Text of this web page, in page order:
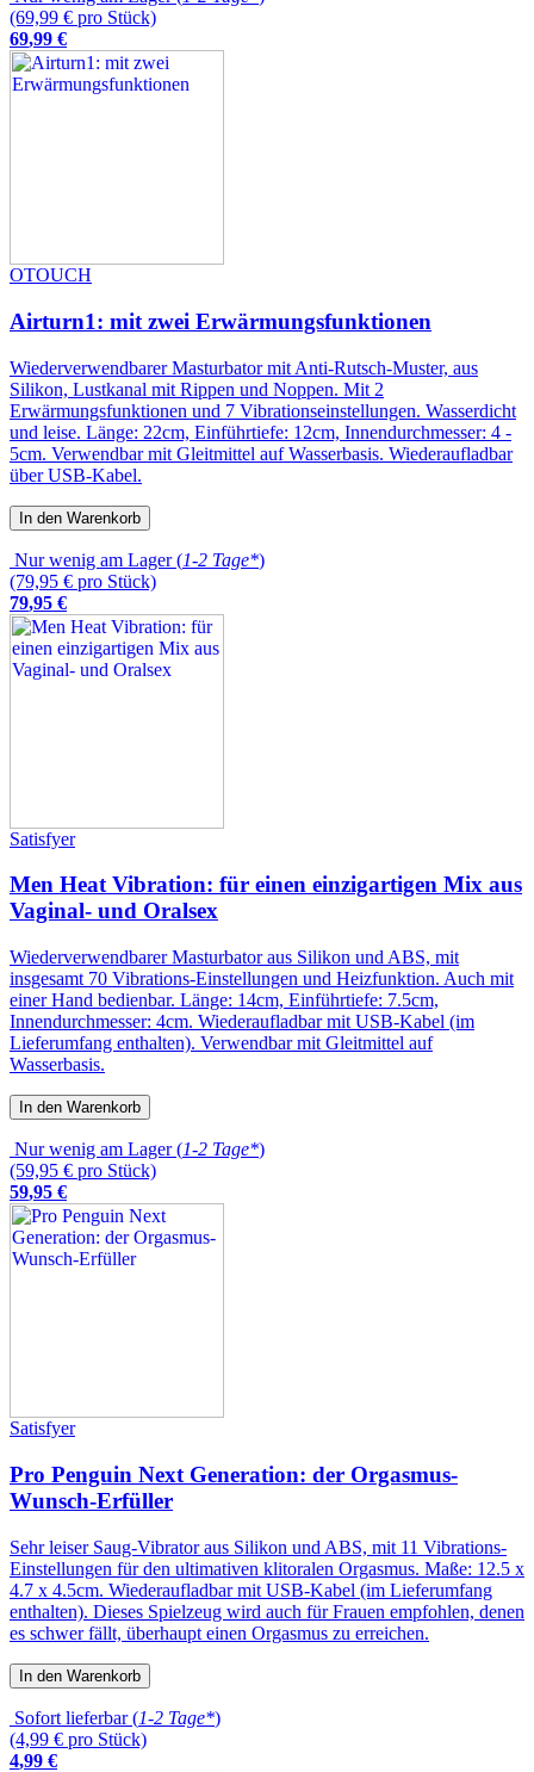
(69,99 € pro Stück)
69,99 €
OTOUCH
Airturn1: mit zwei Erwärmungsfunktionen
Wiederverwendbarer Masturbator mit Anti-Rutsch-Muster, aus
Silikon, Lustkanal mit Rippen und Noppen. Mit 2
Erwärmungsfunktionen und 7 Vibrationseinstellungen. Wasserdicht
und leise. Länge: 22cm, Einführtiefe: 12cm, Innendurchmesser: 4 -
5cm. Verwendbar mit Gleitmittel auf Wasserbasis. Wiederaufladbar
über USB-Kabel.
In den Warenkorb
Nur wenig am Lager (1-2 Tage*)
(79,95 € pro Stück)
79,95 €
Satisfyer
Men Heat Vibration: für einen einzigartigen Mix aus
Vaginal- und Oralsex
Wiederverwendbarer Masturbator aus Silikon und ABS, mit
insgesamt 70 Vibrations-Einstellungen und Heizfunktion. Auch mit
einer Hand bedienbar. Länge: 14cm, Einführtiefe: 7.5cm,
Innendurchmesser: 4cm. Wiederaufladbar mit USB-Kabel (im
Lieferumfang enthalten). Verwendbar mit Gleitmittel auf
Wasserbasis.
In den Warenkorb
Nur wenig am Lager (1-2 Tage*)
(59,95 € pro Stück)
59,95 €
Satisfyer
Pro Penguin Next Generation: der Orgasmus-
Wunsch-Erfüller
Sehr leiser Saug-Vibrator aus Silikon und ABS, mit 11 Vibrations-
Einstellungen für den ultimativen klitoralen Orgasmus. Maße: 12.5 x
4.7 x 4.5cm. Wiederaufladbar mit USB-Kabel (im Lieferumfang
enthalten). Dieses Spielzeug wird auch für Frauen empfohlen, denen
es schwer fällt, überhaupt einen Orgasmus zu erreichen.
In den Warenkorb
Sofort lieferbar (1-2 Tage*)
(4,99 € pro Stück)
4,99 €